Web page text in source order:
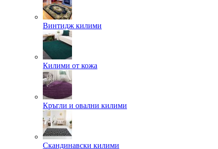
Винтидж килими
Килими от кожа
Кръгли и овални килими
Скандинавски килими